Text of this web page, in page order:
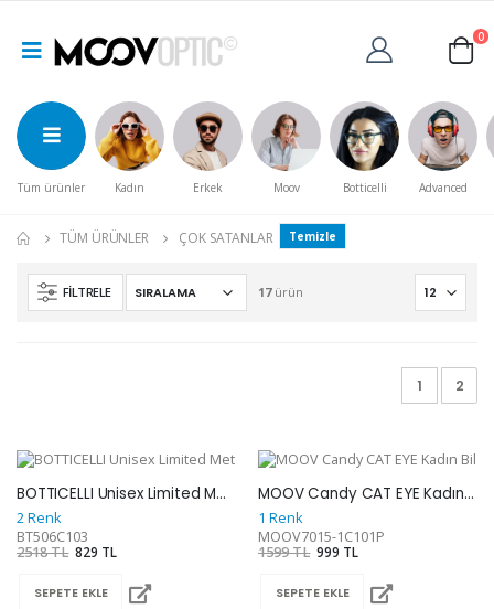
0
Tüm ürünler Kadın Erkek Moov Botticelli Advanced
TÜM ÜRÜNLER ÇOK SATANLAR Temizle
FILTRELE 17ürün
1 2
BOTTICELLI Unisex Limited Metal Güneş Gözlüğü BT506C103
2 Renk
BT506C103
2518 TL 829 TL
SEPETE EKLE
MOOV Candy CAT EYE Kadın Bilgisayar Gözlüğü
1 Renk
MOOV7015-1C101P
1599 TL 999 TL
SEPETE EKLE